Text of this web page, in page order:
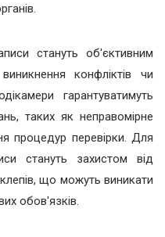
стануть об'єктивним
конфліктів чи
гарантуватимуть
таких як неправомірне
процедур перевірки. Для
стануть захистом від
що можуть виникати
обов'язків.